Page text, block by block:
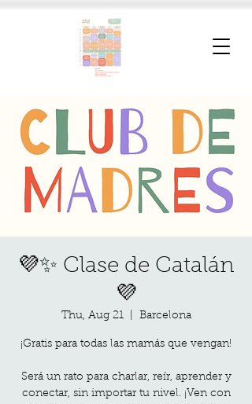
💜✨ Clase de Catalán
💜
Thu, Aug 21
  |
Barcelona
¡Gratis para todas las mamás que vengan!
Será un rato para charlar, reír, aprender y
conectar, sin importar tu nivel. ¡Ven con